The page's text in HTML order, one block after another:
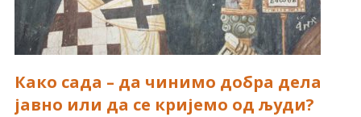
Како сада – да чинимо добра дела
јавно или да се кријемо од људи?